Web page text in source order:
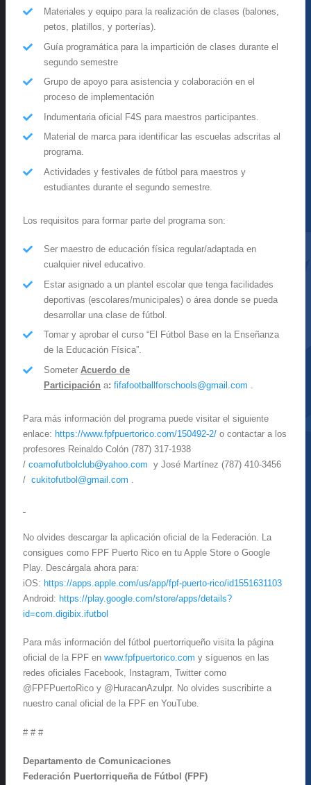
Materiales y equipo para la realización de clases (balones,
petos, platillos, y porterías).
Guía programática para la impartición de clases durante el
segundo semestre
Grupo de apoyo para asistencia y colaboración en el
proceso de implementación
Indumentaria oficial F4S para maestros participantes.
Material de marca para identificar las escuelas adscritas al
programa.
Actividades y festivales de fútbol para maestros y
estudiantes durante el segundo semestre.
Los requisitos para formar parte del programa son:
Ser maestro de educación física regular/adaptada en
cualquier nivel educativo.
Estar asignado a un plantel escolar que tenga facilidades
deportivas (escolares/municipales) o área donde se pueda
desarrollar una clase de fútbol.
Tomar y aprobar el curso “El Fútbol Base en la Enseñanza
de la Educación Física”.
Someter Acuerdo de
Participación a: fifafootballforschools@gmail.com
Para más información del programa puede visitar el siguiente
enlace: https://www.fpfpuertorico.com/150492-2/ o contactar a los
profesores Reinaldo Colón (787) 317-1938
/ coamofutbolclub@yahoo.com y José Martínez (787) 410-3456
/ cukitofutbol@gmail.com
No olvides descargar la aplicación oficial de la Federación. La
consigues como FPF Puerto Rico en tu Apple Store o Google
Play. Descárgala ahora para:
iOS: https://apps.apple.com/us/app/fpf-puerto-rico/id1551631103
Android: https://play.google.com/store/apps/details?
id=com.digibix.ifutbol
Para más información del fútbol puertorriqueño visita la página
oficial de la FPF en www.fpfpuertorico.com y síguenos en las
redes oficiales Facebook, Instagram, Twitter como
@FPFPuertoRico y @HuracanAzulpr. No olvides suscribirte a
nuestro canal oficial de la FPF en YouTube.
# # #
Departamento de Comunicaciones
Federación Puertorriqueña de Fútbol (FPF)